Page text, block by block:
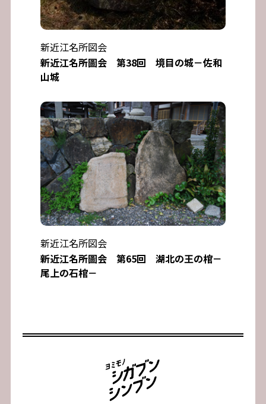
新近江名所図会
新近江名所圖会 第38回 境目の城－佐和
山城
新近江名所図会
新近江名所圖会 第65回 湖北の王の棺－
尾上の石棺－